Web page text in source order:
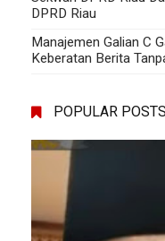
DPRD Riau
Manajemen Galian C
Keberatan Berita
POPULAR POSTS